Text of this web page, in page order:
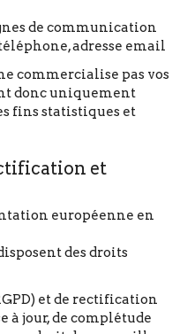
de communication
adresse email
commercialise pas vos
donc uniquement
fins statistiques et
et
européenne en
des droits
et de rectification
à jour, de complétude